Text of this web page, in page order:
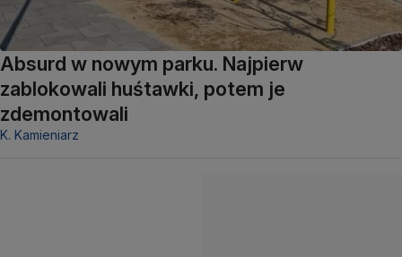
Absurd w nowym parku. Najpierw
zablokowali huśtawki, potem je
zdemontowali
K. Kamieniarz